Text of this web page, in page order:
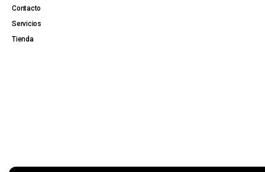
Contacto
Servicios
Tienda